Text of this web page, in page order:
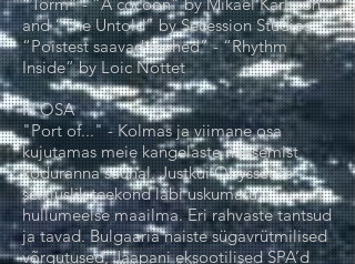
and “The Untold” by Secession Studios
“Poistest saavad mehed” - “Rhythm
Inside” by Loic Nottet
III OSA
"Port of..." - Kolmas ja viimane osa
kujutamas meie kangelaste naasemist
koduranna suunal. Justkui Odysseuse
seikluslik teekond läbi uskumatu,
hullumeelse maailma. Eri rahvaste tantsud
ja tavad. Bulgaaria naiste sügavrütmilised
võrgutused, Jaapani eksootilised SPA’d